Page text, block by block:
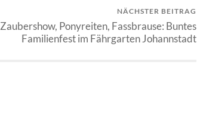
NÄCHSTER BEITRAG
Zaubershow, Ponyreiten, Fassbrause: Buntes
Familienfest im Fährgarten Johannstadt